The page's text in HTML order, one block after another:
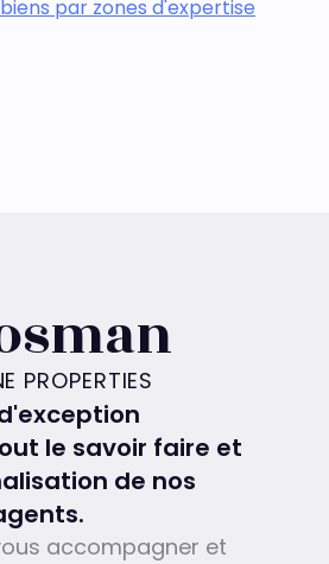
par zones d'expertise
PROPERTIES
le savoir faire et
de nos
accompagner et